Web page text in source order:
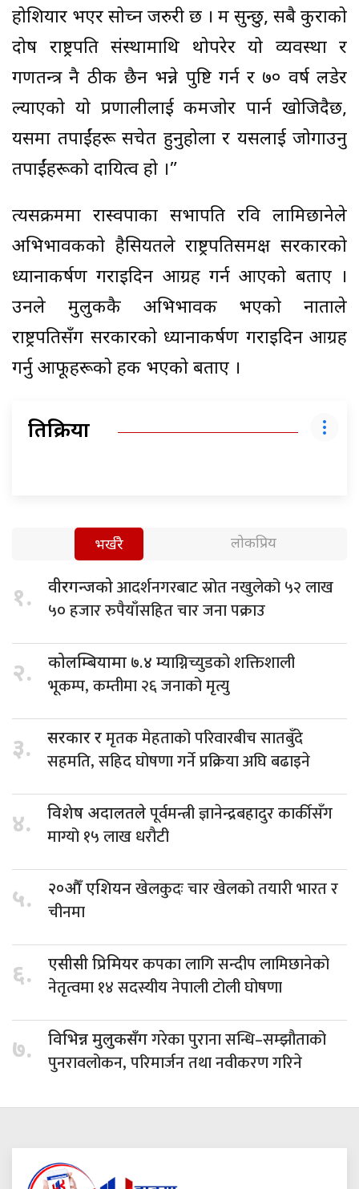
होशियार भएर सोच्न जरुरी छ । म सुन्छु, सबै कुराको
दोष राष्ट्रपति संस्थामाथि थोपरेर यो व्यवस्था र
गणतन्त्र नै ठीक छैन भन्ने पुष्टि गर्न र ७० वर्ष लडेर
ल्याएको यो प्रणालीलाई कमजोर पार्न खोजिदैछ,
यसमा तपाईंहरू सचेत हुनुहोला र यसलाई जोगाउनु
तपाईंहरूको दायित्व हो ।”
त्यसक्रममा रास्वपाका सभापति रवि लामिछानेले
अभिभावकको हैसियतले राष्ट्रपतिसमक्ष सरकारको
ध्यानाकर्षण गराइदिन आग्रह गर्न आएको बताए ।
उनले मुलुककै अभिभावक भएको नाताले
राष्ट्रपतिसँग सरकारको ध्यानाकर्षण गराइदिन आग्रह
गर्नु आफूहरूको हक भएको बताए ।
प्रतिक्रिया
भर्खरै लोकप्रिय
१. वीरगन्जकोआदर्शनगरबाट स्रोत नखुलेको ५२ लाख
५० हजार रुपैयाँसहित चार जना पक्राउ
२. कोलम्बियामा ७.४ म्याग्निच्युडको शक्तिशाली
भूकम्प, कम्तीमा २६ जनाको मृत्यु
३. सरकार रमृतक मेहताको परिवारबीच सातबुँदे
सहमति, सहिद घोषणा गर्ने प्रक्रिया अघि बढाइने
४. विशेष अदालतलेपूर्वमन्त्री ज्ञानेन्द्रबहादुर कार्कीसँग
माग्यो १५ लाख धरौटी
५. २०औँ एशियनखेलकुदः चार खेलको तयारी भारत र
चीनमा
६. एसीसी प्रिमियरकपका लागि सन्दीप लामिछानेको
नेतृत्वमा १४ सदस्यीय नेपाली टोली घोषणा
७. विभिन्न मुलुकसँगगरेका पुराना सन्धि–सम्झौताको
पुनरावलोकन, परिमार्जन तथा नवीकरण गरिने